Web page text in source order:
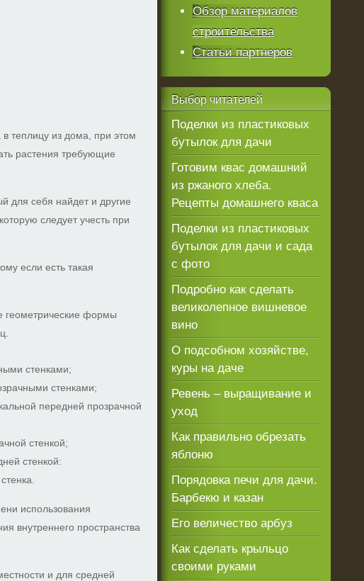
теплицу из дома, при этом
растения требующие
для себя найдет и другие
следует учесть при
если есть такая
геометрические формы
стенками;
стенками;
передней прозрачной
стенкой;
стенкой:
использования
внутреннего пространства
и для средней
Обзор материалов
строительства
Статьи партнеров
Выборчитателей
Поделки из пластиковых
бутылок для дачи
Готовим квас домашний
из ржаного хлеба.
Рецепты домашнего кваса
Поделки из пластиковых
бутылок для дачи и сада
с фото
Подробно как сделать
великолепное вишневое
вино
О подсобном хозяйстве,
куры на даче
Ревень – выращивание и
уход
Как правильно обрезать
яблоню
Порядовка печи для дачи.
Барбекю и казан
Его величество арбуз
Как сделать крыльцо
своими руками